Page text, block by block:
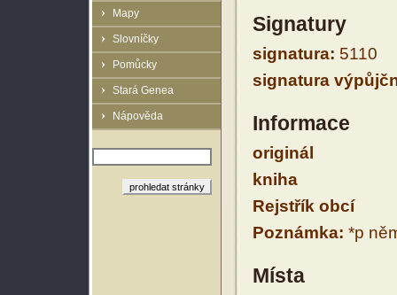
Mapy
Slovníčky
Pomůcky
Stará Genea
Nápověda
Signatury
signatura: 5110
signatura
Informace
originál
kniha
Rejstřík obcí
Poznámka: *p
Místa